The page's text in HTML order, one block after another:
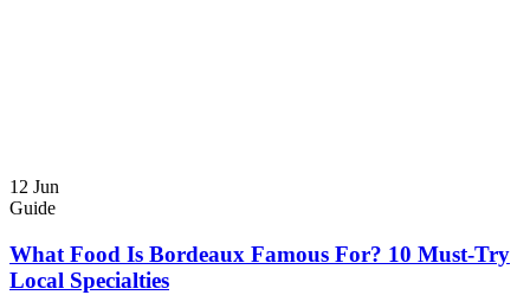
12 Jun
Guide
What Food Is Bordeaux Famous For? 10 Must-Try
Local Specialties